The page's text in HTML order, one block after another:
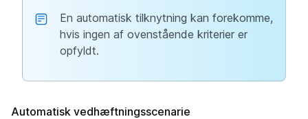
En automatisk tilknytning kan forekomme,
hvis ingen af ovenstående kriterier er
opfyldt.
Automatisk vedhæftningsscenarie